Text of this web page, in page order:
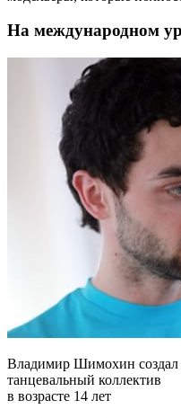
На международном
Владимир Шимохин создал
танцевальный коллектив
в возрасте 14 лет